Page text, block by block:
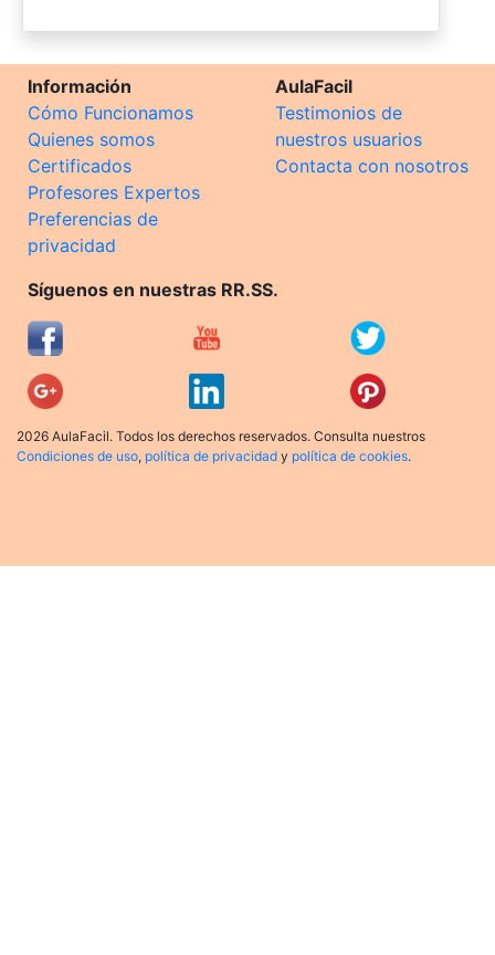
Información
Cómo Funcionamos
Quienes somos
Certificados
Profesores Expertos
Preferencias de
privacidad
AulaFacil
Testimonios de
nuestros usuarios
Contacta con nosotros
Síguenos en nuestras RR.SS.
2026 AulaFacil. Todos los derechos reservados. Consulta nuestros
Condiciones de uso, política de privacidad y política de cookies.